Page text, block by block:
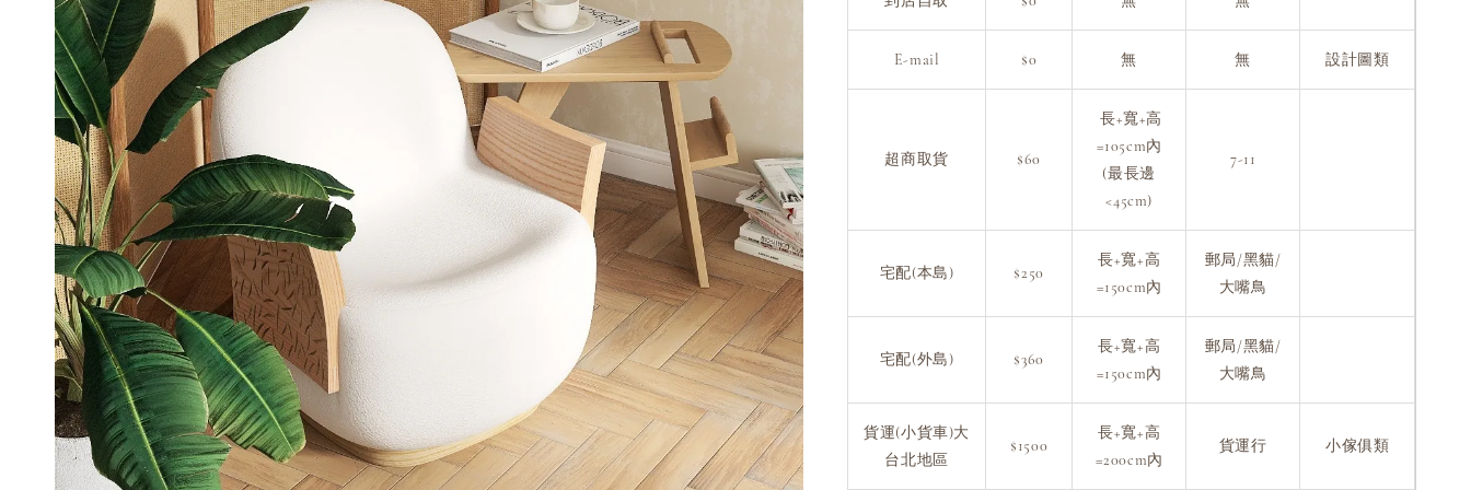
E-mail $0 無 無 設計圖類
超商取貨 $60
長+寬+高
=105cm內
(最長邊
<45cm)
7-11
宅配(本島) $250
長+寬+高
=150cm內
郵局/黑貓/
大嘴鳥
宅配(外島) $360
長+寬+高
=150cm內
郵局/黑貓/
大嘴鳥
貨運(小貨車)大
台北地區
$1500
長+寬+高
=200cm內
貨運行 小傢俱類